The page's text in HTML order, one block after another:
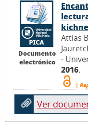
Documento
electrónico
Attias
-
2016.
|
Ver